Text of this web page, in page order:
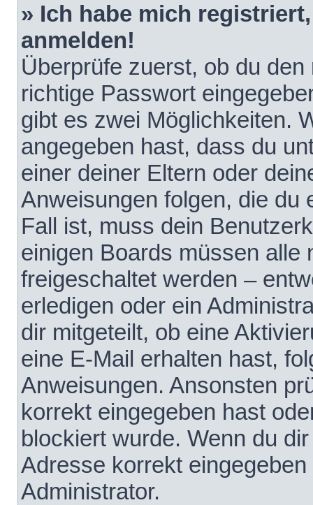
» Ich habe mich
anmelden!
Überprüfe zuerst, ob du
richtige Passwort
gibt es zwei Möglichkeiten.
angegeben hast, dass du
einer deiner Eltern oder
Anweisungen folgen, die du
Fall ist, muss dein
einigen Boards müssen alle
freigeschaltet werden –
erledigen oder ein
dir mitgeteilt, ob eine
eine E-Mail erhalten hast,
Anweisungen. Ansonsten
korrekt eingegeben hast
blockiert wurde. Wenn du
Adresse korrekt
Administrator.